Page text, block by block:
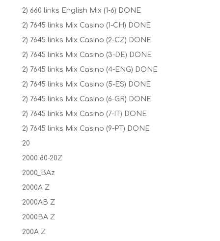
2) 660 links English Mix (1-6) DONE
2) 7645 links Mix Casino (1-CH) DONE
2) 7645 links Mix Casino (2-CZ) DONE
2) 7645 links Mix Casino (3-DE) DONE
2) 7645 links Mix Casino (4-ENG) DONE
2) 7645 links Mix Casino (5-ES) DONE
2) 7645 links Mix Casino (6-GR) DONE
2) 7645 links Mix Casino (7-IT) DONE
2) 7645 links Mix Casino (9-PT) DONE
20
2000 80-20Z
2000_BAz
2000A Z
2000AB Z
2000BA Z
200A Z